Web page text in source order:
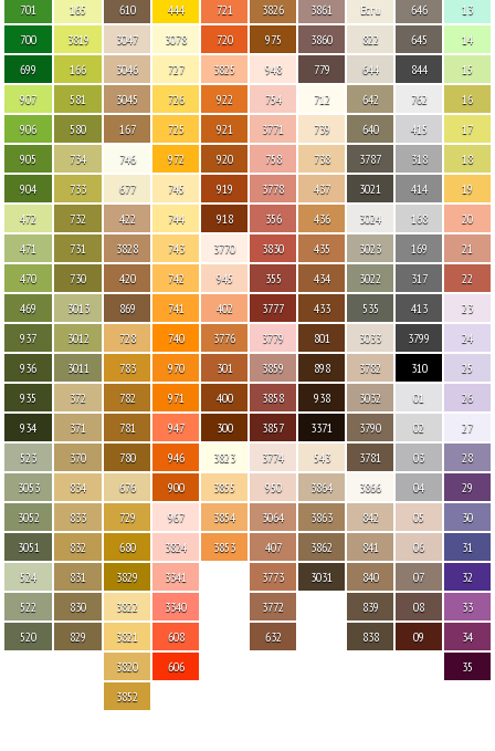
701
700
699
907
906
905
904
472
471
470
469
937
936
935
934
523
3053
3052
3051
524
522
520
165
3819
166
581
580
734
733
732
731
730
3013
3012
3011
372
371
370
834
833
832
831
830
829
610
3047
3046
3045
167
746
677
422
3828
420
869
728
783
782
781
780
676
729
680
3829
3822
3821
3820
3852
444
3078
727
726
725
972
745
744
743
742
741
740
970
971
947
946
900
967
3824
3341
3340
608
606
721
720
3825
922
921
920
919
918
3770
945
402
3776
301
400
300
3823
3855
3854
3853
3826
975
948
754
3771
758
3778
356
3830
355
3777
3779
3859
3858
3857
3774
950
3064
407
3773
3772
632
3861
3860
779
712
739
738
437
436
435
434
433
801
898
938
3371
543
3864
3863
3862
3031
Ecru
822
644
642
640
3787
3021
3024
3023
3022
535
3033
3782
3032
3790
3781
3866
842
841
840
839
838
646
645
844
762
415
318
414
168
169
317
413
3799
310
01
02
03
04
05
06
07
08
09
13
14
15
16
17
18
19
20
21
22
23
24
25
26
27
28
29
30
31
32
33
34
35